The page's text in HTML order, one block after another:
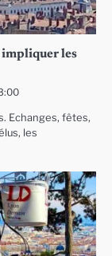
impliquer les
Echanges, fêtes,
les